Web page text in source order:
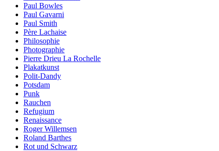
Paul Bowles
Paul Gavarni
Paul Smith
Père Lachaise
Philosophie
Photographie
Pierre Drieu La Rochelle
Plakatkunst
Polit-Dandy
Potsdam
Punk
Rauchen
Refugium
Renaissance
Roger Willemsen
Roland Barthes
Rot und Schwarz